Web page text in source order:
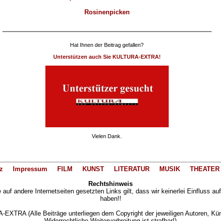
Rosinenpicken
Hat Ihnen der Beitrag gefallen?
Unterstützen auch Sie KULTURA-EXTRA!
Vielen Dank.
Impressum FILM KUNST LITERATUR MUSIK
THEATER
Rechtshinweis
auf andere Internetseiten gesetzten Links gilt, dass wir keinerlei Einfluss
haben!!
EXTRA (Alle Beiträge unterliegen dem Copyright der jeweiligen Autoren,